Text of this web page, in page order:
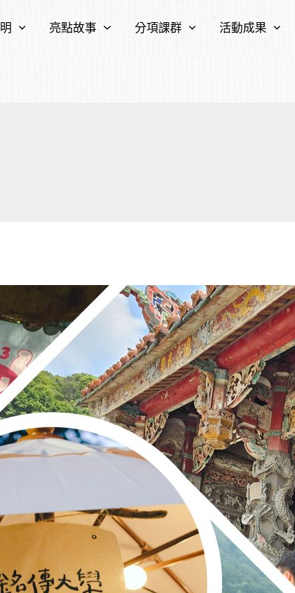
亮點故事 分項課群 活動成果